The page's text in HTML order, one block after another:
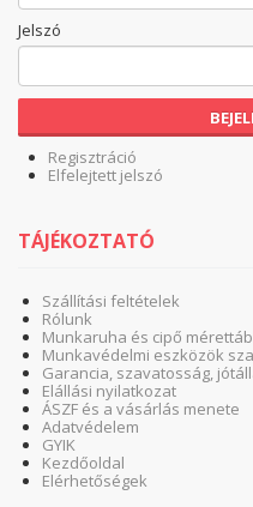
Jelszó
Regisztráció
Elfelejtett jelszó
TÁJÉKOZTATÓ
Szállítási feltételek
Rólunk
Munkaruha és cipő
Munkavédelmi eszközök
Garancia, szavatosság,
Elállási nyilatkozat
ÁSZF és a vásárlás menete
Adatvédelem
GYIK
Kezdőoldal
Elérhetőségek